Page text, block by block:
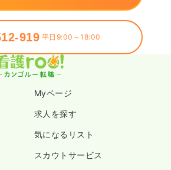
919 平日9:00～18:00
Myページ
求人を探す
気になるリスト
スカウトサービス